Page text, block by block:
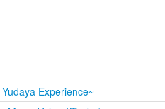
Experience~